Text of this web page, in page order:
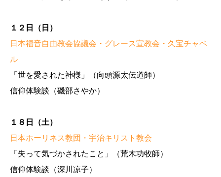
１２日（日）
日本福音自由教会協議会・グレース宣教会・久宝チャペ
ル
「世を愛された神様」（向頭源太伝道師）
信仰体験談（磯部さやか）
１８日（土）
日本ホーリネス教団・宇治キリスト教会
「失って気づかされたこと」（荒木功牧師）
信仰体験談（深川凉子）